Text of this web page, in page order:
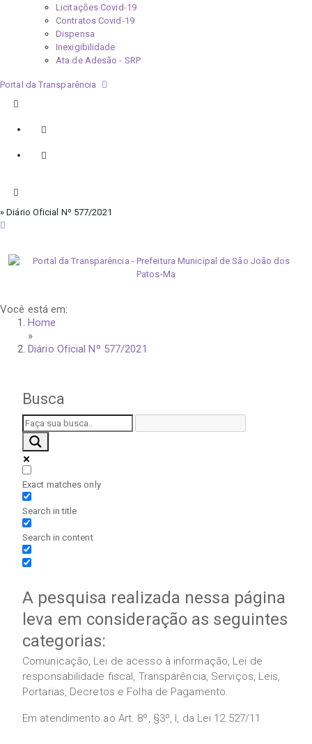
Licitações Covid-19
Contratos Covid-19
Dispensa
Inexigibilidade
Ata de Adesão - SRP
Portal da Transparência
» Diário Oficial Nº 577/2021
Você está em:
Home
»
Diário Oficial Nº 577/2021
Busca
Exact matches only
Search in title
Search in content
A pesquisa realizada nessa página
leva em consideração as seguintes
categorias:
Comunicação, Lei de acesso à informação, Lei de
responsabilidade fiscal, Transparência, Serviços, Leis,
Portarias, Decretos e Folha de Pagamento.
Em atendimento ao Art. 8º, §3º, I, da Lei 12.527/11